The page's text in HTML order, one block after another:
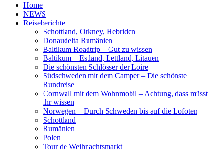
Home
NEWS
Reiseberichte
Schottland, Orkney, Hebriden
Donaudelta Rumänien
Baltikum Roadtrip – Gut zu wissen
Baltikum – Estland, Lettland, Litauen
Die schönsten Schlösser der Loire
Südschweden mit dem Camper – Die schönste
Rundreise
Cornwall mit dem Wohnmobil – Achtung, dass müsst
ihr wissen
Norwegen – Durch Schweden bis auf die Lofoten
Schottland
Rumänien
Polen
Tour de Weihnachtsmarkt